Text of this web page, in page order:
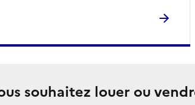
souhaitez louer ou